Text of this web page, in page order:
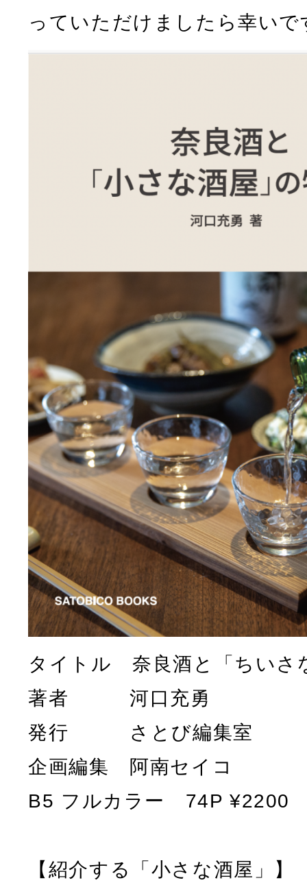
っていただけましたら幸いで
タイトル 奈良酒と「ちいさ
著者 河口充勇
発行 さとび編集室
企画編集 阿南セイコ
B5 フルカラー 74P ¥2200
【紹介する「小さな酒屋」】